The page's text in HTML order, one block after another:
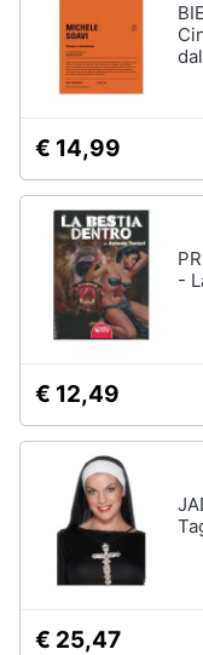
€ 14,99
-
€ 12,49
€ 25,47